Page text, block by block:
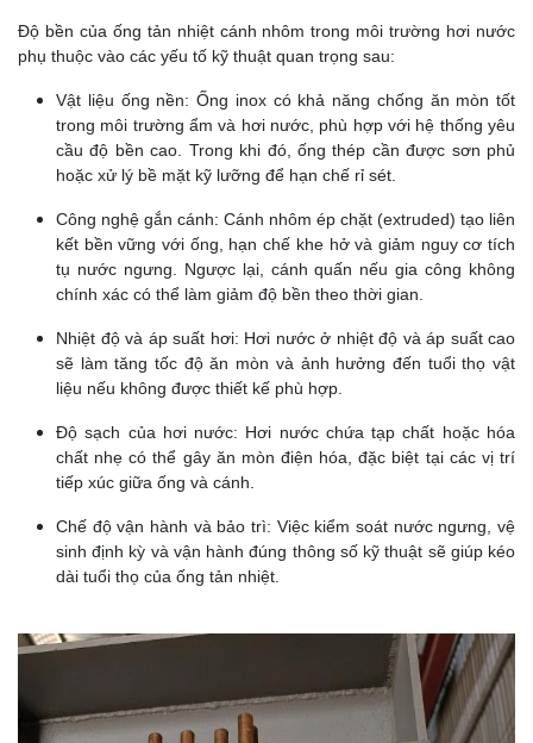
Độ bền của ống tản nhiệt cánh nhôm trong môi trường hơi nước
phụ thuộc vào các yếu tố kỹ thuật quan trọng sau:
Vật liệu ống nền: Ống inox có khả năng chống ăn mòn tốt
trong môi trường ẩm và hơi nước, phù hợp với hệ thống yêu
cầu độ bền cao. Trong khi đó, ống thép cần được sơn phủ
hoặc xử lý bề mặt kỹ lưỡng để hạn chế rỉ sét.
Công nghệ gắn cánh: Cánh nhôm ép chặt (extruded) tạo liên
kết bền vững với ống, hạn chế khe hở và giảm nguy cơ tích
tụ nước ngưng. Ngược lại, cánh quấn nếu gia công không
chính xác có thể làm giảm độ bền theo thời gian.
Nhiệt độ và áp suất hơi: Hơi nước ở nhiệt độ và áp suất cao
sẽ làm tăng tốc độ ăn mòn và ảnh hưởng đến tuổi thọ vật
liệu nếu không được thiết kế phù hợp.
Độ sạch của hơi nước: Hơi nước chứa tạp chất hoặc hóa
chất nhẹ có thể gây ăn mòn điện hóa, đặc biệt tại các vị trí
tiếp xúc giữa ống và cánh.
Chế độ vận hành và bảo trì: Việc kiểm soát nước ngưng, vệ
sinh định kỳ và vận hành đúng thông số kỹ thuật sẽ giúp kéo
dài tuổi thọ của ống tản nhiệt.